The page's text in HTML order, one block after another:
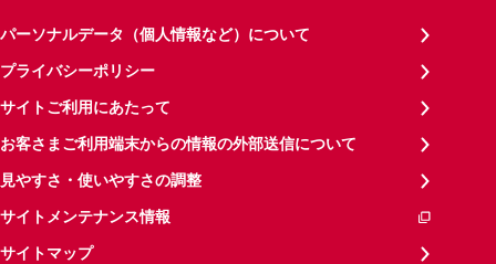
パーソナルデータ（個人情報など）について
プライバシーポリシー
サイトご利用にあたって
お客さまご利用端末からの情報の外部送信について
見やすさ・使いやすさの調整
サイトメンテナンス情報
サイトマップ